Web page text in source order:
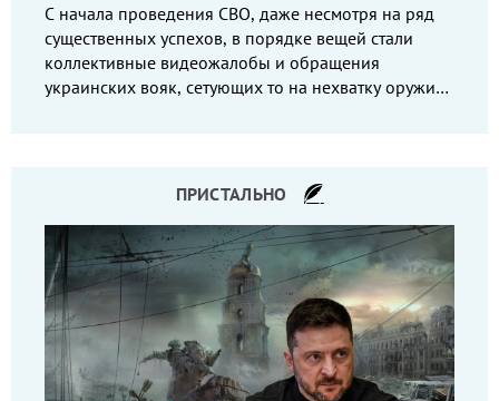
С начала проведения СВО, даже несмотря на ряд
существенных успехов, в порядке вещей стали
коллективные видеожалобы и обращения
украинских вояк, сетующих то на нехватку оружия,
ПРИСТАЛЬНО